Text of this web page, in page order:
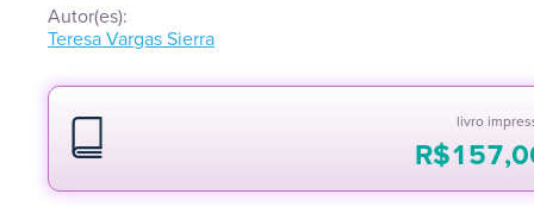
Autor(es):
Teresa Vargas Sierra
livro
R$